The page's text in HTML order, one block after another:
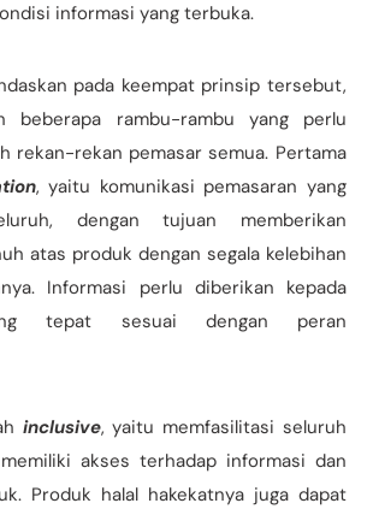
informasi yang terbuka.
pada keempat prinsip tersebut,
beberapa rambu-rambu yang perlu
rekan-rekan pemasar semua. Pertama
, yaitu komunikasi pemasaran yang
dengan tujuan memberikan
atas produk dengan segala kelebihan
Informasi perlu diberikan kepada
tepat sesuai dengan peran
inclusive, yaitu memfasilitasi seluruh
akses terhadap informasi dan
Produk halal hakekatnya juga dapat